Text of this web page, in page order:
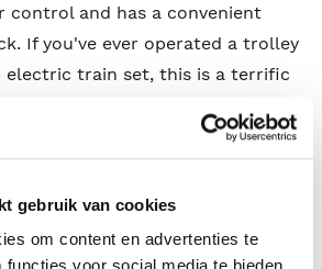
gebruik van cookies
om content en advertenties te
and has a convenient
If you've ever operated a trolley
electric train set, this is a terrific